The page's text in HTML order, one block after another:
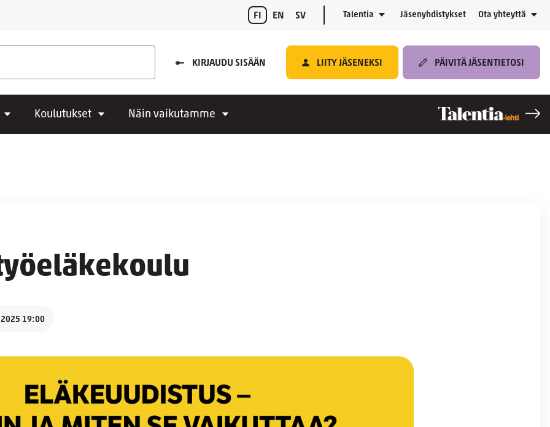
FI EN SV Talentia Jäsenyhdistykset Ota yhteyttä
KIRJAUDU SISÄÄN LIITY JÄSENEKSI PÄIVITÄ JÄSENTIETOSI
Koulutukset Näin vaikutamme
19:00